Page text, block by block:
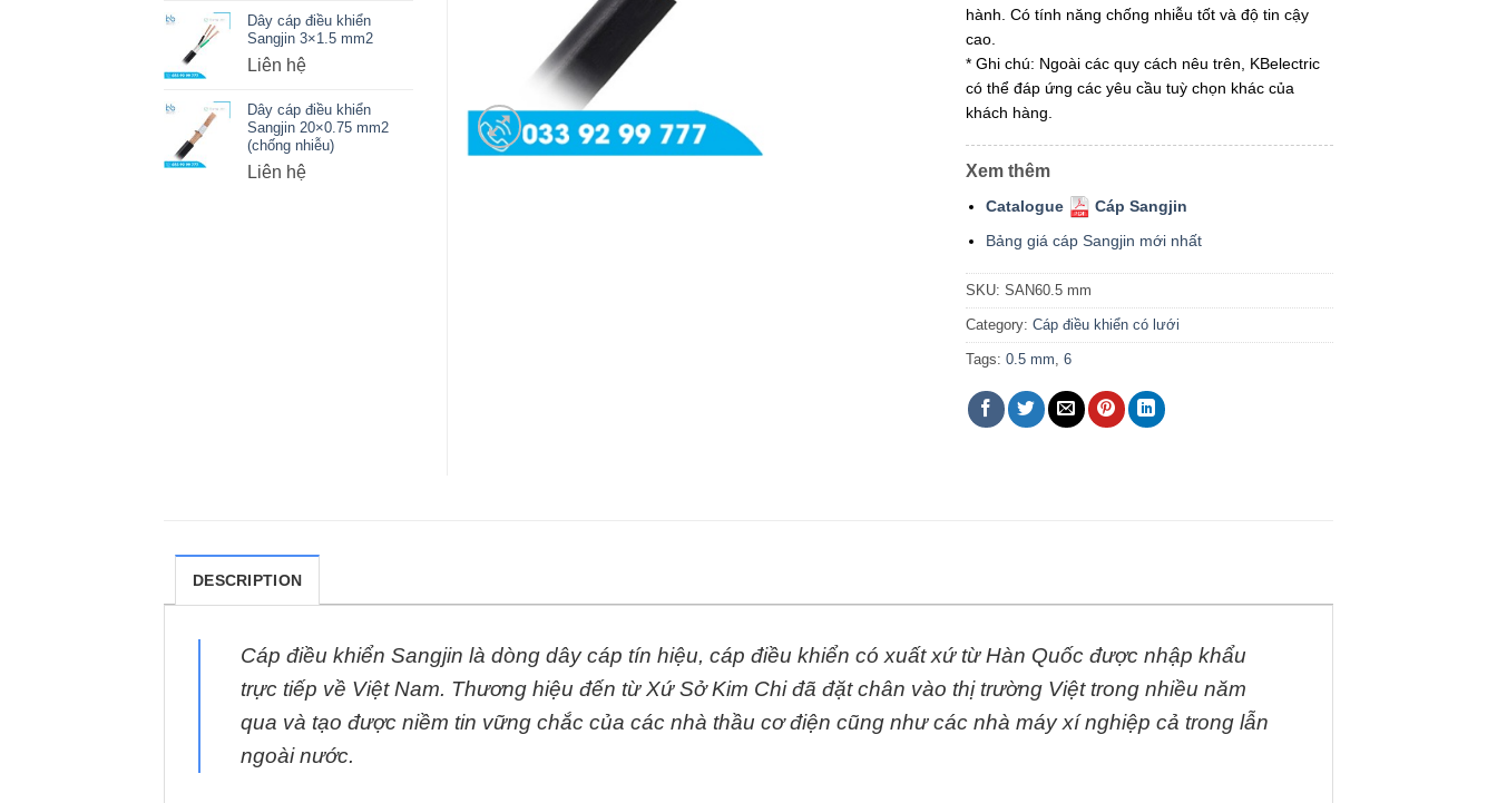
hành. Có tính năng chống nhiễu tốt và độ tin cậy
cao.
* Ghi chú: Ngoài các quy cách nêu trên, KBelectric
có thể đáp ứng các yêu cầu tuỳ chọn khác của
khách hàng.
Xem thêm
Catalogue
Cáp Sangjin
Bảng giá cáp Sangjin mới nhất
SKU: SAN60.5 mm
Category: Cáp điều khiển có lưới
Tags: 0.5 mm 6
Dây cáp điều khiển
Sangjin 3×1.5 mm2
Liên hệ
Dây cáp điều khiển
Sangjin 20×0.75 mm2
(chống nhiễu)
Liên hệ
DESCRIPTION
Cáp điều khiển Sangjin là dòng dây cáp tín hiệu, cáp điều khiển có xuất xứ từ Hàn Quốc được nhập khẩu
trực tiếp về Việt Nam. Thương hiệu đến từ Xứ Sở Kim Chi đã đặt chân vào thị trường Việt trong nhiều năm
qua và tạo được niềm tin vững chắc của các nhà thầu cơ điện cũng như các nhà máy xí nghiệp cả trong lẫn
ngoài nước.